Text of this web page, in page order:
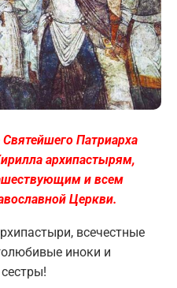
Святейшего Патриарха
архипастырям,
и всем
Церкви.
всечестные
иноки и